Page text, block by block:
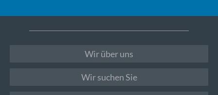
Wir über uns
Wir suchen Sie